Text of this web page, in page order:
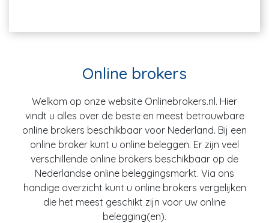
Online brokers
Welkom op onze website Onlinebrokers.nl. Hier
vindt u alles over de beste en meest betrouwbare
online brokers beschikbaar voor Nederland. Bij een
online broker kunt u online beleggen. Er zijn veel
verschillende online brokers beschikbaar op de
Nederlandse online beleggingsmarkt. Via ons
handige overzicht kunt u online brokers vergelijken
die het meest geschikt zijn voor uw online
belegging(en).